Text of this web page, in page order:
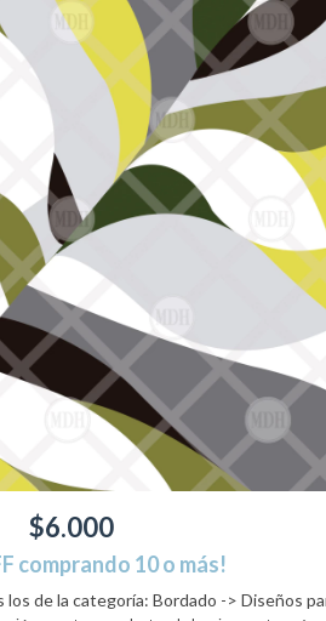
$6.000
comprando 10 o más!
de la categoría: Bordado -> Diseños